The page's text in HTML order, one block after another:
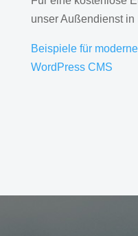
unser Außendienst in
Beispiele für
WordPress CMS